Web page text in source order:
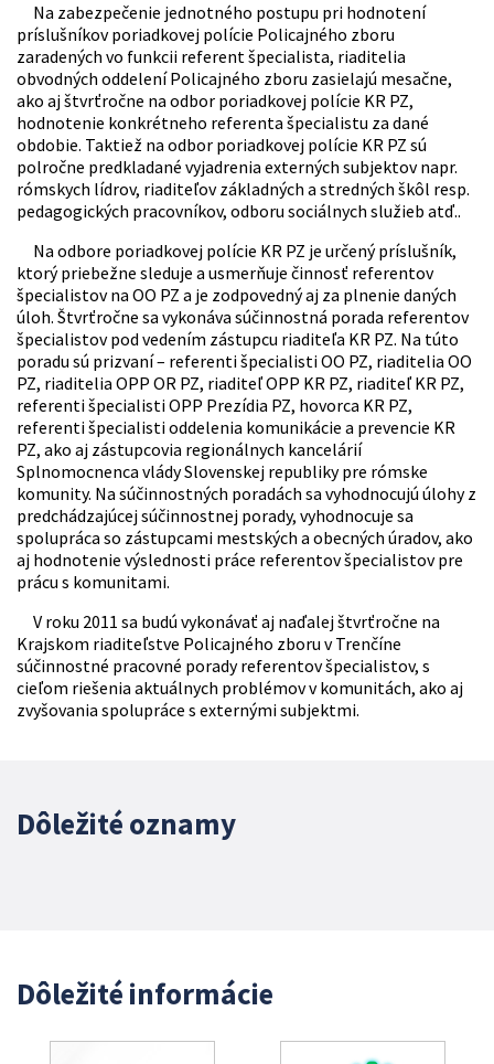
Na zabezpečenie jednotného postupu pri hodnotení
príslušníkov poriadkovej polície Policajného zboru
zaradených vo funkcii referent špecialista, riaditelia
obvodných oddelení Policajného zboru zasielajú mesačne,
ako aj štvrťročne na odbor poriadkovej polície KR PZ,
hodnotenie konkrétneho referenta špecialistu za dané
obdobie. Taktiež na odbor poriadkovej polície KR PZ sú
polročne predkladané vyjadrenia externých subjektov napr.
rómskych lídrov, riaditeľov základných a stredných škôl resp.
pedagogických pracovníkov, odboru sociálnych služieb atď..
Na odbore poriadkovej polície KR PZ je určený príslušník,
ktorý priebežne sleduje a usmerňuje činnosť referentov
špecialistov na OO PZ a je zodpovedný aj za plnenie daných
úloh. Štvrťročne sa vykonáva súčinnostná porada referentov
špecialistov pod vedením zástupcu riaditeľa KR PZ. Na túto
poradu sú prizvaní – referenti špecialisti OO PZ, riaditelia OO
PZ, riaditelia OPP OR PZ, riaditeľ OPP KR PZ, riaditeľ KR PZ,
referenti špecialisti OPP Prezídia PZ, hovorca KR PZ,
referenti špecialisti oddelenia komunikácie a prevencie KR
PZ, ako aj zástupcovia regionálnych kancelárií
Splnomocnenca vlády Slovenskej republiky pre rómske
komunity. Na súčinnostných poradách sa vyhodnocujú úlohy z
predchádzajúcej súčinnostnej porady, vyhodnocuje sa
spolupráca so zástupcami mestských a obecných úradov, ako
aj hodnotenie výslednosti práce referentov špecialistov pre
prácu s komunitami.
V roku 2011 sa budú vykonávať aj naďalej štvrťročne na
Krajskom riaditeľstve Policajného zboru v Trenčíne
súčinnostné pracovné porady referentov špecialistov, s
cieľom riešenia aktuálnych problémov v komunitách, ako aj
zvyšovania spolupráce s externými subjektmi.
Dôležité oznamy
Dôležité informácie